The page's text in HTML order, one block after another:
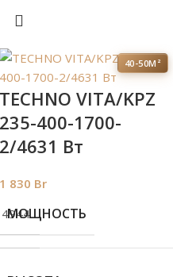
4944
40-50М²
TECHNO VITA/KPZ
235-400-1700-
2/4631 Вт
1 830 Br
МОЩНОСТЬ